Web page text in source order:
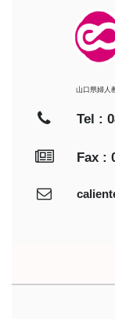
山口県婦人
Tel :
Fax :